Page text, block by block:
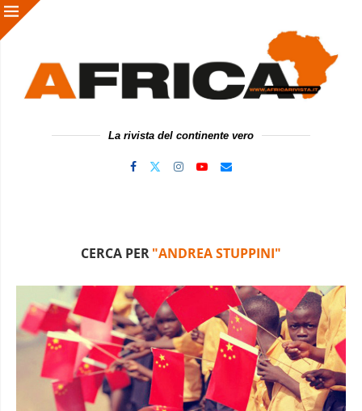
La rivista del continente vero
CERCA PER"ANDREA STUPPINI"